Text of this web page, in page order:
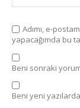
Adımı, e-
yapacağımda bu
Beni sonraki
Beni yeni